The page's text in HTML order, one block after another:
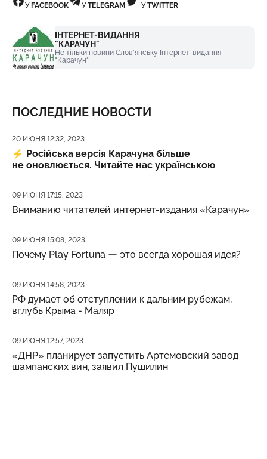
УFACEBOOK
УTELEGRAM
УTWITTER
ІНТЕРНЕТ-ВИДАННЯ
"КАРАЧУН"
Не тільки новини Слов'янську Інтернет-видання
"Карачун"
ПОСЛЕДНИЕ НОВОСТИ
Дата публикации
20 ИЮНЯ 12:32, 2023
⚡️ Російська версія Карачуна більше
не оновлюється. Читайте нас українською
Дата публикации
09 ИЮНЯ 17:15, 2023
Вниманию читателей интернет-издания «Карачун»
Дата публикации
09 ИЮНЯ 15:08, 2023
Почему Play Fortuna ー это всегда хорошая идея?
Дата публикации
09 ИЮНЯ 14:58, 2023
РФ думает об отступлении к дальним рубежам,
вглубь Крыма - Маляр
Дата публикации
09 ИЮНЯ 12:57, 2023
«ДНР» планирует запустить Артемовский завод
шампанских вин, заявил Пушилин